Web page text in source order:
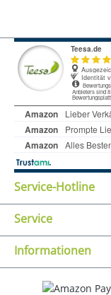
Service-Hotline
Service
Informationen